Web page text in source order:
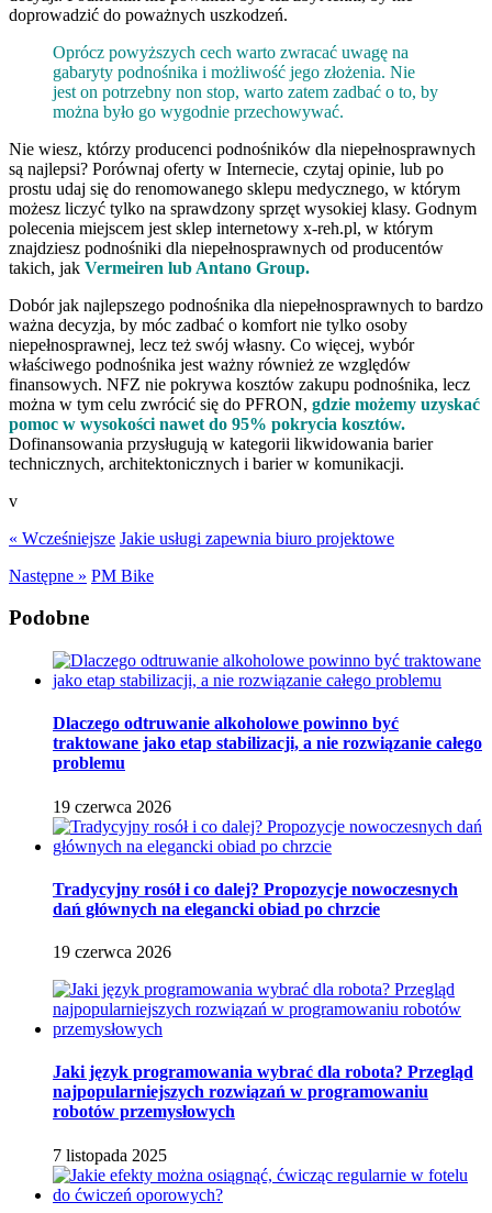
doprowadzić do poważnych uszkodzeń.
Oprócz powyższych cech warto zwracać uwagę na
gabaryty podnośnika i możliwość jego złożenia. Nie
jest on potrzebny non stop, warto zatem zadbać o to, by
można było go wygodnie przechowywać.
Nie wiesz, którzy producenci podnośników dla niepełnosprawnych
są najlepsi? Porównaj oferty w Internecie, czytaj opinie, lub po
prostu udaj się do renomowanego sklepu medycznego, w którym
możesz liczyć tylko na sprawdzony sprzęt wysokiej klasy. Godnym
polecenia miejscem jest sklep internetowy x-reh.pl, w którym
znajdziesz podnośniki dla niepełnosprawnych od producentów
takich, jak Vermeiren lub Antano Group.
Dobór jak najlepszego podnośnika dla niepełnosprawnych to bardzo
ważna decyzja, by móc zadbać o komfort nie tylko osoby
niepełnosprawnej, lecz też swój własny. Co więcej, wybór
właściwego podnośnika jest ważny również ze względów
finansowych. NFZ nie pokrywa kosztów zakupu podnośnika, lecz
można w tym celu zwrócić się do PFRON, gdzie możemy uzyskać
pomoc w wysokości nawet do 95% pokrycia kosztów.
Dofinansowania przysługują w kategorii likwidowania barier
technicznych, architektonicznych i barier w komunikacji.
v
« Wcześniejsze Jakie usługi zapewnia biuro projektowe
Następne » PM Bike
Podobne
Dlaczego odtruwanie alkoholowe powinno być
traktowane jako etap stabilizacji, a nie rozwiązanie całego
problemu
19 czerwca 2026
Tradycyjny rosół i co dalej? Propozycje nowoczesnych
dań głównych na elegancki obiad po chrzcie
19 czerwca 2026
Jaki język programowania wybrać dla robota? Przegląd
najpopularniejszych rozwiązań w programowaniu
robotów przemysłowych
7 listopada 2025